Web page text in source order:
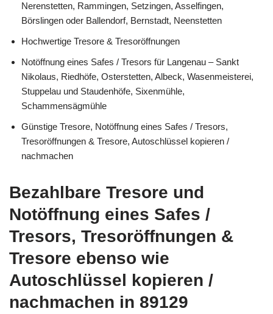
Nerenstetten, Rammingen, Setzingen, Asselfingen,
Börslingen oder Ballendorf, Bernstadt, Neenstetten
Hochwertige Tresore & Tresoröffnungen
Notöffnung eines Safes / Tresors für Langenau – Sankt
Nikolaus, Riedhöfe, Osterstetten, Albeck, Wasenmeisterei,
Stuppelau und Staudenhöfe, Sixenmühle,
Schammensägmühle
Günstige Tresore, Notöffnung eines Safes / Tresors,
Tresoröffnungen & Tresore, Autoschlüssel kopieren /
nachmachen
Bezahlbare Tresore und
Notöffnung eines Safes /
Tresors, Tresoröffnungen &
Tresore ebenso wie
Autoschlüssel kopieren /
nachmachen in 89129